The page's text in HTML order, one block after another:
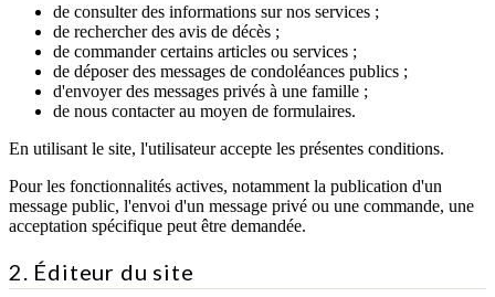
de consulter des informations sur nos services ;
de rechercher des avis de décès ;
de commander certains articles ou services ;
de déposer des messages de condoléances publics ;
d'envoyer des messages privés à une famille ;
de nous contacter au moyen de formulaires.
En utilisant le site, l'utilisateur accepte les présentes conditions.
Pour les fonctionnalités actives, notamment la publication d'un
message public, l'envoi d'un message privé ou une commande, une
acceptation spécifique peut être demandée.
2. Éditeur du site